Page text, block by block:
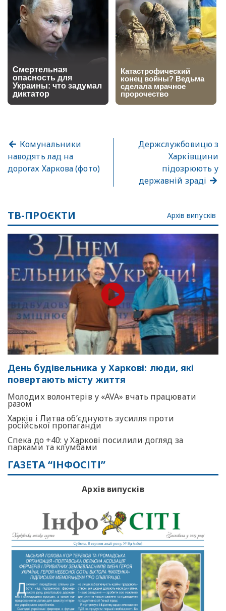
Комунальники
наводять лад на
дорогах Харкова (фото)
Держслужбовицю з
Харківщини
підозрюють у
державній зраді
ТВ-ПРОЄКТИ Архів випусків
День будівельника у Харкові: люди, які
повертають місту життя
Молодих волонтерів у «AVA» вчать працювати
разом
Харків і Литва об’єднують зусилля проти
російської пропаганди
Спека до +40: у Харкові посилили догляд за
парками та клумбами
ГАЗЕТА “ІНФОСІТІ”
Архів випусків